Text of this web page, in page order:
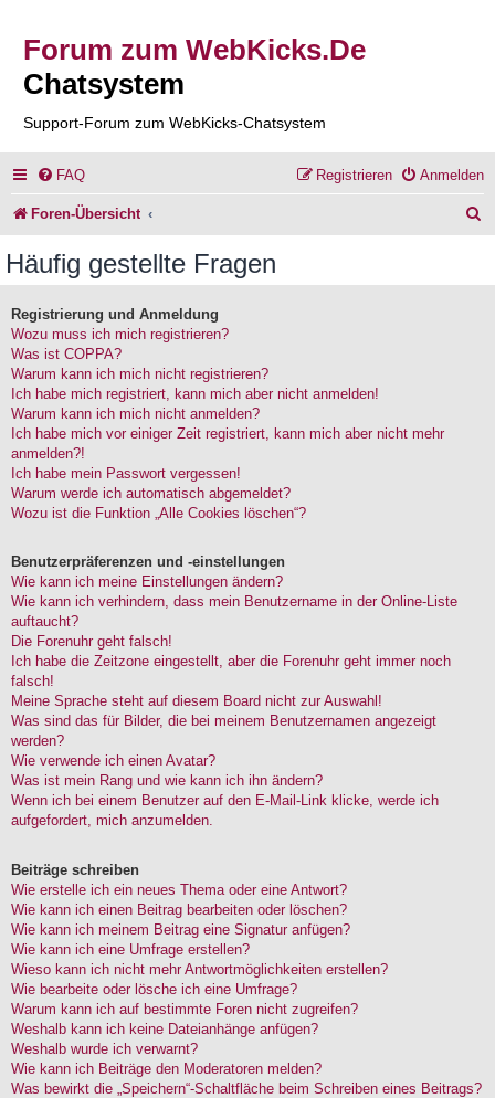
Forum zum WebKicks.De
Chatsystem
Support-Forum zum WebKicks-Chatsystem
FAQ Anmelden
Registrieren
Foren-Übersicht
Häufig gestellte Fragen
Registrierung und Anmeldung
Wozu muss ich mich registrieren?
Was ist COPPA?
Warum kann ich mich nicht registrieren?
Ich habe mich registriert, kann mich aber nicht anmelden!
Warum kann ich mich nicht anmelden?
Ich habe mich vor einiger Zeit registriert, kann mich aber nicht mehr
anmelden?!
Ich habe mein Passwort vergessen!
Warum werde ich automatisch abgemeldet?
Wozu ist die Funktion „Alle Cookies löschen“?
Benutzerpräferenzen und -einstellungen
Wie kann ich meine Einstellungen ändern?
Wie kann ich verhindern, dass mein Benutzername in der Online-Liste
auftaucht?
Die Forenuhr geht falsch!
Ich habe die Zeitzone eingestellt, aber die Forenuhr geht immer noch
falsch!
Meine Sprache steht auf diesem Board nicht zur Auswahl!
Was sind das für Bilder, die bei meinem Benutzernamen angezeigt
werden?
Wie verwende ich einen Avatar?
Was ist mein Rang und wie kann ich ihn ändern?
Wenn ich bei einem Benutzer auf den E-Mail-Link klicke, werde ich
aufgefordert, mich anzumelden.
Beiträge schreiben
Wie erstelle ich ein neues Thema oder eine Antwort?
Wie kann ich einen Beitrag bearbeiten oder löschen?
Wie kann ich meinem Beitrag eine Signatur anfügen?
Wie kann ich eine Umfrage erstellen?
Wieso kann ich nicht mehr Antwortmöglichkeiten erstellen?
Wie bearbeite oder lösche ich eine Umfrage?
Warum kann ich auf bestimmte Foren nicht zugreifen?
Weshalb kann ich keine Dateianhänge anfügen?
Weshalb wurde ich verwarnt?
Wie kann ich Beiträge den Moderatoren melden?
Was bewirkt die „Speichern“-Schaltfläche beim Schreiben eines Beitrags?